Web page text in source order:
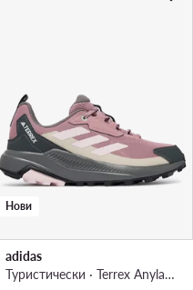
Нови
adidas
Туристически · Terrex Anylander Hiking Shoes KJ0869 · Виолетов